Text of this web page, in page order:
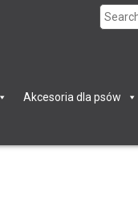
Search
Akcesoria dla psów